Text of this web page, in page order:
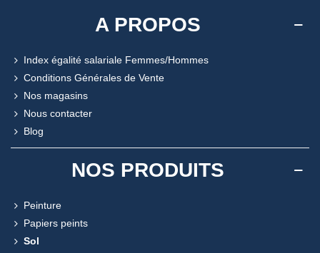
A PROPOS
Index égalité salariale Femmes/Hommes
Conditions Générales de Vente
Nos magasins
Nous contacter
Blog
NOS PRODUITS
Peinture
Papiers peints
Sol